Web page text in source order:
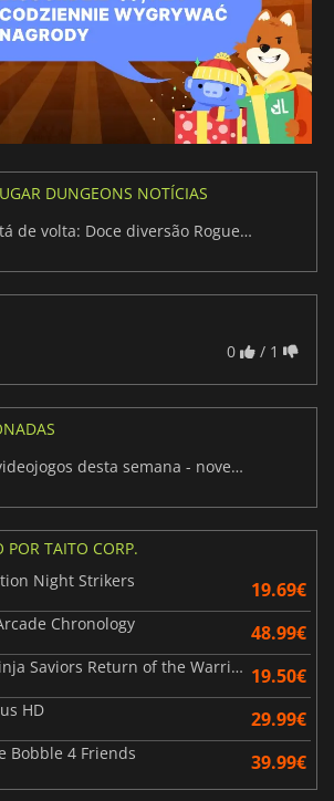
DUNGEONS NOTÍCIAS
Bubble Bobble está de volta: Doce diversão Roguelite!
0 / 1
Lançamentos de videojogos desta semana - novembro de 2025 (Semana 48)
TAITO CORP.
Night Strikers
19.69€
Chronology 48.99€
The Ninja Saviors Return of the Warriors 19.50€
HD 29.99€
Bobble 4 Friends 39.99€